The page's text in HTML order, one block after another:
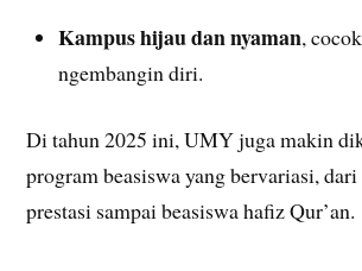
Kampus hijau dan nyaman,
ngembangin diri.
Di tahun 2025 ini, UMY juga makin
program beasiswa yang bervariasi, dari
prestasi sampai beasiswa hafiz Qur’an.